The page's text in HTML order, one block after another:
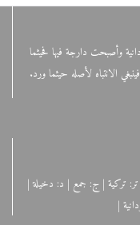
وأصبحت دارجة فيها فحيثما
الانتباه لأصله حيثما ورد.
| تر: تركية | ج: جمع | د: دخيلة |
|